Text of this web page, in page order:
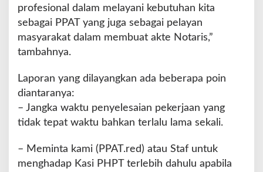
profesional dalam melayani kebutuhan kita
sebagai PPAT yang juga sebagai pelayan
masyarakat dalam membuat akte Notaris,”
tambahnya.
Laporan yang dilayangkan ada beberapa poin
diantaranya:
– Jangka waktu penyelesaian pekerjaan yang
tidak tepat waktu bahkan terlalu lama sekali.
– Meminta kami (PPAT.red) atau Staf untuk
menghadap Kasi PHPT terlebih dahulu apabila